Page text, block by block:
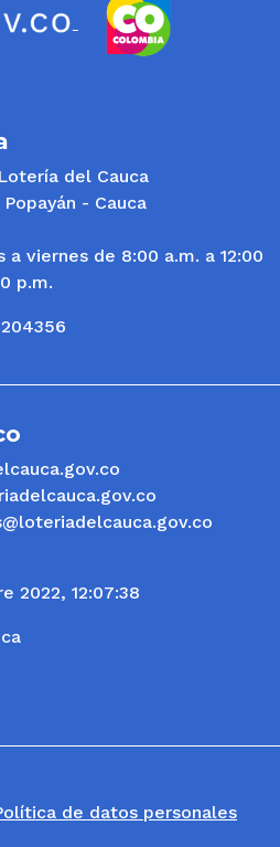
del Cauca
- Cauca
a viernes de 8:00 a.m. a 12:00
p.m.
2022, 12:07:38
de datos personales